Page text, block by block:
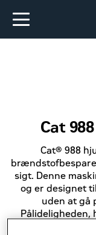
Cat
Cat® 988
sigt. Denne
og er designet
uden at gå
Pålideligheden,